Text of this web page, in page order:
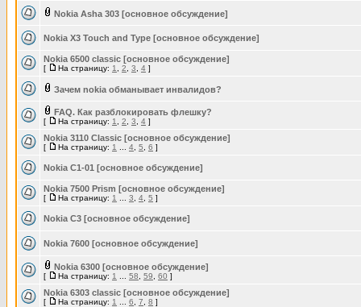
Nokia Asha 303 [основное обсуждение]
Nokia X3 Touch and Type [основное обсуждение]
Nokia 6500 classic [основное обсуждение]
[ На страницу: 1 2 3 4 ]
Зачем nokia обманывает инвалидов?
FAQ. Как разблокировать флешку?
[ На страницу: 1 2 3 4 ]
Nokia 3110 Classic [основное обсуждение]
[ На страницу: 1 4 5 6 ]
Nokia C1-01 [основное обсуждение]
Nokia 7500 Prism [основное обсуждение]
[ На страницу: 1 3 4 5 ]
Nokia C3 [основное обсуждение]
Nokia 7600 [основное обсуждение]
Nokia 6300 [основное обсуждение]
[ На страницу: 1 58 59 60 ]
Nokia 6303 classic [основное обсуждение]
[ На страницу: 1 6 7 8 ]